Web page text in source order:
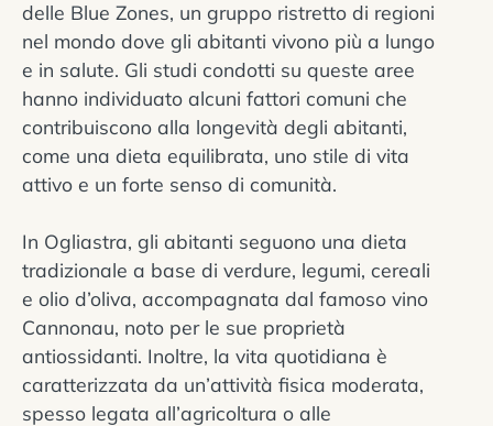
delle Blue Zones, un gruppo ristretto di regioni
nel mondo dove gli abitanti vivono più a lungo
e in salute. Gli studi condotti su queste aree
hanno individuato alcuni fattori comuni che
contribuiscono alla longevità degli abitanti,
come una dieta equilibrata, uno stile di vita
attivo e un forte senso di comunità.
In Ogliastra, gli abitanti seguono una dieta
tradizionale a base di verdure, legumi, cereali
e olio d’oliva, accompagnata dal famoso vino
Cannonau, noto per le sue proprietà
antiossidanti. Inoltre, la vita quotidiana è
caratterizzata da un’attività fisica moderata,
spesso legata all’agricoltura o alle